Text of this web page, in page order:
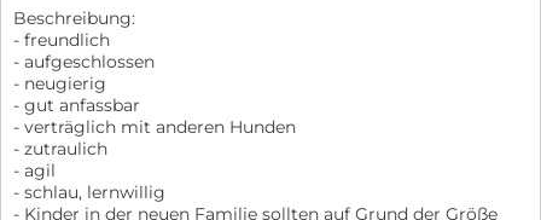
Beschreibung:
- freundlich
- aufgeschlossen
- neugierig
- gut anfassbar
- verträglich mit anderen Hunden
- zutraulich
- agil
- schlau, lernwillig
- Kinder in der neuen Familie sollten auf Grund der Größe